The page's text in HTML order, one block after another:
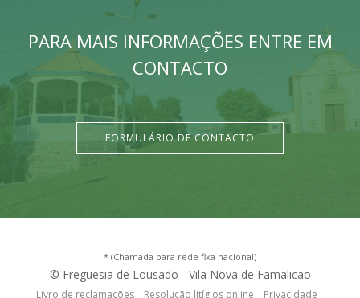
PARA MAIS INFORMAÇÕES ENTRE EM
CONTACTO
FORMULÁRIO DE CONTACTO
* (Chamada para rede fixa nacional)
© Freguesia de Lousado - Vila Nova de Famalicão
Livro de reclamações Resolução litígios online Privacidade